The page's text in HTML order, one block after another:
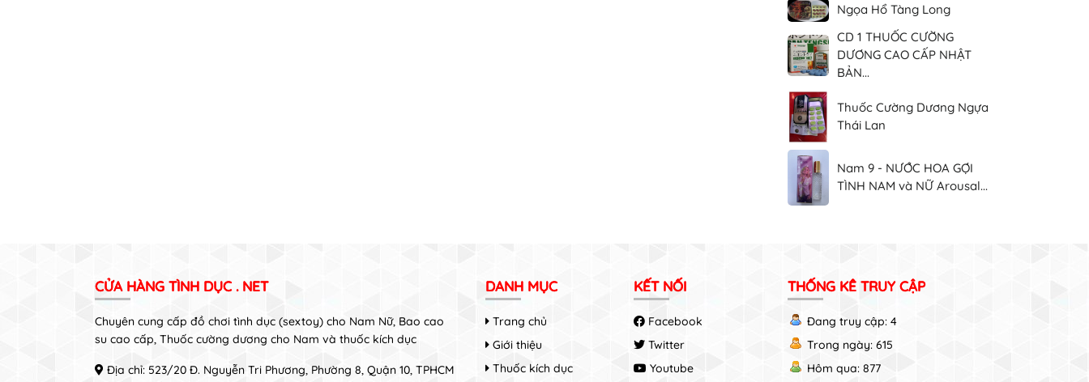
Ngọa Hổ Tàng Long
CD 1 THUỐC CƯỜNG
DƯƠNG CAO CẤP NHẬT
BẢN...
Thuốc Cường Dương Ngựa
Thái Lan
Nam 9 - NƯỚC HOA GỢI
TÌNH NAM và NỮ Arousal...
CỬA HÀNG TÌNH DỤC . NET
Chuyên cung cấp đồ chơi tình dục (sextoy) cho Nam Nữ, Bao cao
su cao cấp, Thuốc cường dương cho Nam và thuốc kích dục
Địa chỉ: 523/20 Đ. Nguyễn Tri Phương, Phường 8, Quận 10, TPHCM
DANH MỤC
Trang chủ
Giới thiệu
Thuốc kích dục
KẾT NỐI
Facebook
Twitter
Youtube
THỐNG KÊ TRUY CẬP
Đang truy cập: 4
Trong ngày: 615
Hôm qua: 877